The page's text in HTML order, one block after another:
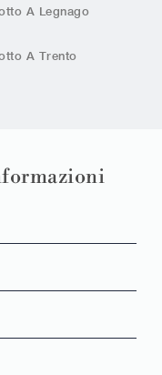
A Legnago
A Trento